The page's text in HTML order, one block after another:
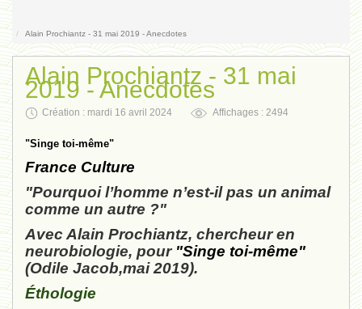
Alain Prochiantz - 31 mai 2019 - Anecdotes
Alain Prochiantz - 31 mai
2019 - Anecdotes
Création : mardi 16 avril 2024 Affichages : 2494
"Singe toi-même"
France Culture
"Pourquoi l’homme n’est-il pas un animal
comme un autre ?"
Avec Alain Prochiantz, chercheur en
neurobiologie, pour "Singe toi-même"
(Odile Jacob,mai 2019).
Éthologie